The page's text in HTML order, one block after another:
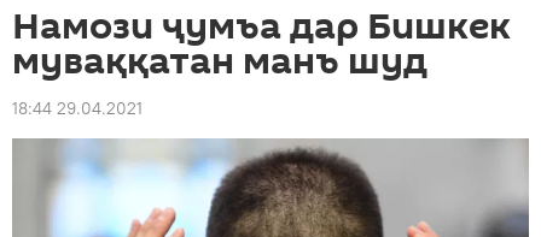
Намози ҷумъа дар Бишкек
муваққатан манъ шуд
18:44 29.04.2021